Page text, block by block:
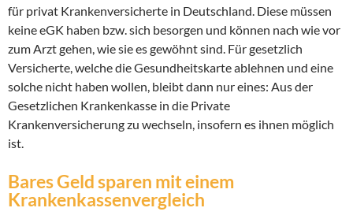
für privat Krankenversicherte in Deutschland. Diese müssen
keine eGK haben bzw. sich besorgen und können nach wie vor
zum Arzt gehen, wie sie es gewöhnt sind. Für gesetzlich
Versicherte, welche die Gesundheitskarte ablehnen und eine
solche nicht haben wollen, bleibt dann nur eines: Aus der
Gesetzlichen Krankenkasse in die Private
Krankenversicherung zu wechseln, insofern es ihnen möglich
ist.
Bares Geld sparen mit einem
Krankenkassenvergleich